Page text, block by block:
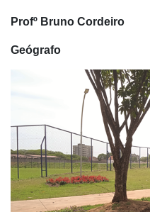
Profº Bruno Cordeiro
Geógrafo